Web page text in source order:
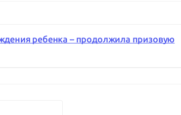
ребенка – продолжила призовую